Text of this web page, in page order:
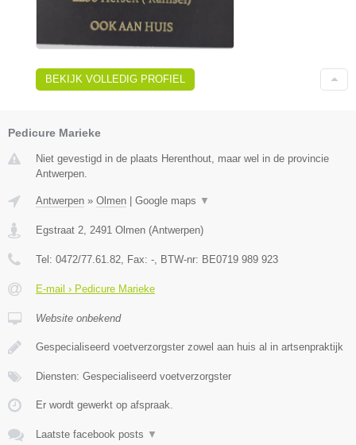
BEKIJK VOLLEDIG PROFIEL
Pedicure Marieke
Niet gevestigd in de plaats Herenthout, maar wel in de provincie
Antwerpen.
Antwerpen » Olmen Google maps ▼
Egstraat 2, 2491 Olmen (Antwerpen)
Tel: 0472/77.61.82, Fax: -, BTW-nr: BE0719 989 923
E-mail › Pedicure Marieke
Website onbekend
Gespecialiseerd voetverzorgster zowel aan huis al in artsenpraktijk
Diensten: Gespecialiseerd voetverzorgster
Er wordt gewerkt op afspraak.
Laatste facebook posts ▼